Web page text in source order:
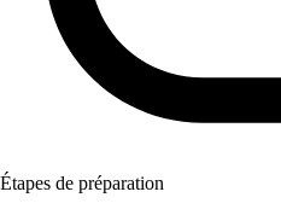
Étapes de préparation